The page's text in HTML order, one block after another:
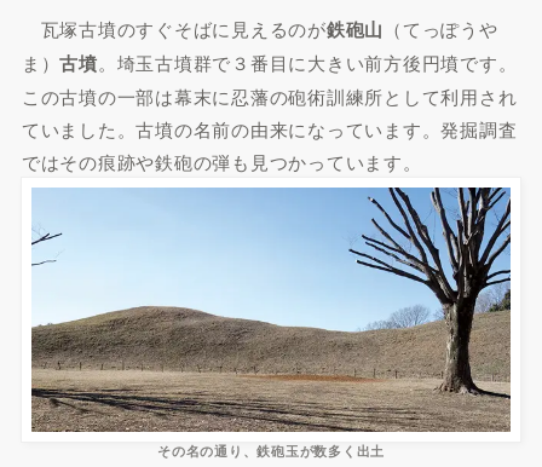
瓦塚古墳のすぐそばに見えるのが鉄砲山 （てっぽうや
ま）古墳。埼玉古墳群で３番目に大きい前方後円墳です。
この古墳の一部は幕末に忍藩の砲術訓練所として利用され
ていました。古墳の名前の由来になっています。発掘調査
ではその痕跡や鉄砲の弾も見つかっています。
その名の通り、鉄砲玉が数多く出土